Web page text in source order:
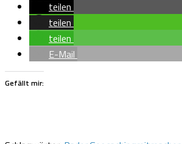
teilen
teilen
teilen
E-Mail
Gefällt mir: